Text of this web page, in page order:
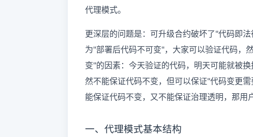
代理模式。
更深层的问题是：可升级合约破坏了"代码即
为"部署后代码不可变"，大家可以验证代码，
变"的因素：今天验证的代码，明天可能就被
然不能保证代码不变，但可以保证"代码变更
能保证代码不变，又不能保证治理透明，那用
一、代理模式基本结构